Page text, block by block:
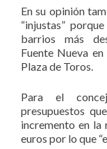
En su opinión
“injustas”
barrios más
Fuente Nueva
Plaza de Toros.
Para el
presupuestos
incremento en la
euros por lo que